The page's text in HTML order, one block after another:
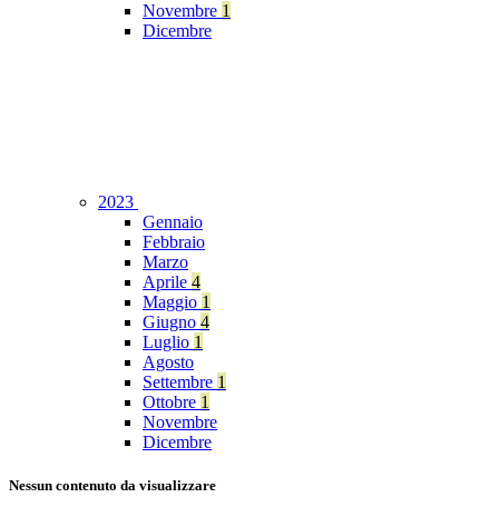
Novembre 1
Dicembre
2023
Gennaio
Febbraio
Marzo
Aprile 4
Maggio 1
Giugno 4
Luglio 1
Agosto
Settembre 1
Ottobre 1
Novembre
Dicembre
Nessun contenuto da visualizzare